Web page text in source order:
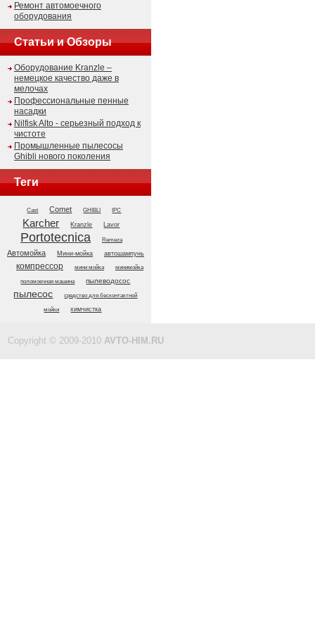
Ремонт автомоечного
оборудования
Статьи и Обзоры
Оборудование Kranzle –
немецкое качество даже в
мелочах
Профессиональные пенные
насадки
Nilfisk Alto - серьезный подход к
чистоте
Промышленные пылесосы
Ghibli нового поколения
Теги
Cast Comet GHIBLI IPC
Karcher Kranzle Lavor
Portotecnica Remeza
Автомойка Мини-мойка автошампунь
компрессор мини мойка минимойка
поломоечная машина пылеводосос
пылесос средство для бесконтактной
мойки химчистка
Copyright © 2009-2010 AVTO-HIM.RU